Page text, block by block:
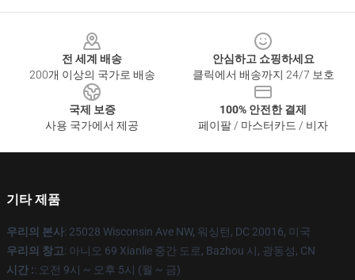
전 세계 배송
200개 이상의 국가로 배송
안심하고 쇼핑하세요
클릭에서 배송까지 24/7 보호
국제 보증
사용 국가에서 제공
100% 안전한 결제
페이팔 / 마스터카드 / 비자
기타 제품
우리의 본사: 25028 Wisconsin Ave NW, 워싱턴, DC 20016, 미국
우리의 창고: 아니오 69 Xianlie 중간 도로, Bazhou 시, 광동성, CN
시간 :: 오전 9시 ~ 오후 5시 (월 ~ 금)